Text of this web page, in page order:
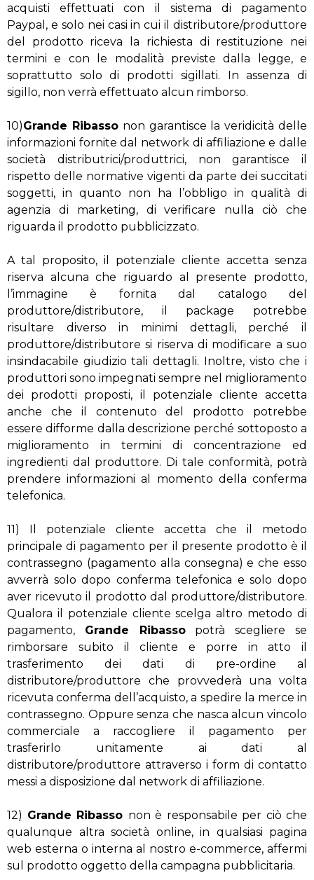
acquisti effettuati con il sistema di pagamento
Paypal, e solo nei casi in cui il distributore/produttore
del prodotto riceva la richiesta di restituzione nei
termini e con le modalità previste dalla legge, e
soprattutto solo di prodotti sigillati. In assenza di
sigillo, non verrà effettuato alcun rimborso.
10)Grande Ribassonon garantisce la veridicità delle
informazioni fornite dal network di affiliazione e dalle
società distributrici/produttrici, non garantisce il
rispetto delle normative vigenti da parte dei succitati
soggetti, in quanto non ha l’obbligo in qualità di
agenzia di marketing, di verificare nulla ciò che
riguarda il prodotto pubblicizzato.
A tal proposito, il potenziale cliente accetta senza
riserva alcuna che riguardo al presente prodotto,
l’immagine è fornita dal catalogo del
produttore/distributore, il package potrebbe
risultare diverso in minimi dettagli, perché il
produttore/distributore si riserva di modificare a suo
insindacabile giudizio tali dettagli. Inoltre, visto che i
produttori sono impegnati sempre nel miglioramento
dei prodotti proposti, il potenziale cliente accetta
anche che il contenuto del prodotto potrebbe
essere difforme dalla descrizione perché sottoposto a
miglioramento in termini di concentrazione ed
ingredienti dal produttore. Di tale conformità, potrà
prendere informazioni al momento della conferma
telefonica.
11) Il potenziale cliente accetta che il metodo
principale di pagamento per il presente prodotto è il
contrassegno (pagamento alla consegna) e che esso
avverrà solo dopo conferma telefonica e solo dopo
aver ricevuto il prodotto dal produttore/distributore.
Qualora il potenziale cliente scelga altro metodo di
pagamento, Grande Ribassopotrà scegliere se
rimborsare subito il cliente e porre in atto il
trasferimento dei dati di pre-ordine al
distributore/produttore che provvederà una volta
ricevuta conferma dell’acquisto, a spedire la merce in
contrassegno. Oppure senza che nasca alcun vincolo
commerciale a raccogliere il pagamento per
trasferirlo unitamente ai dati al
distributore/produttore attraverso i form di contatto
messi a disposizione dal network di affiliazione.
12) Grande Ribasso non è responsabile per ciò che
qualunque altra società online, in qualsiasi pagina
web esterna o interna al nostro e-commerce, affermi
sul prodotto oggetto della campagna pubblicitaria.